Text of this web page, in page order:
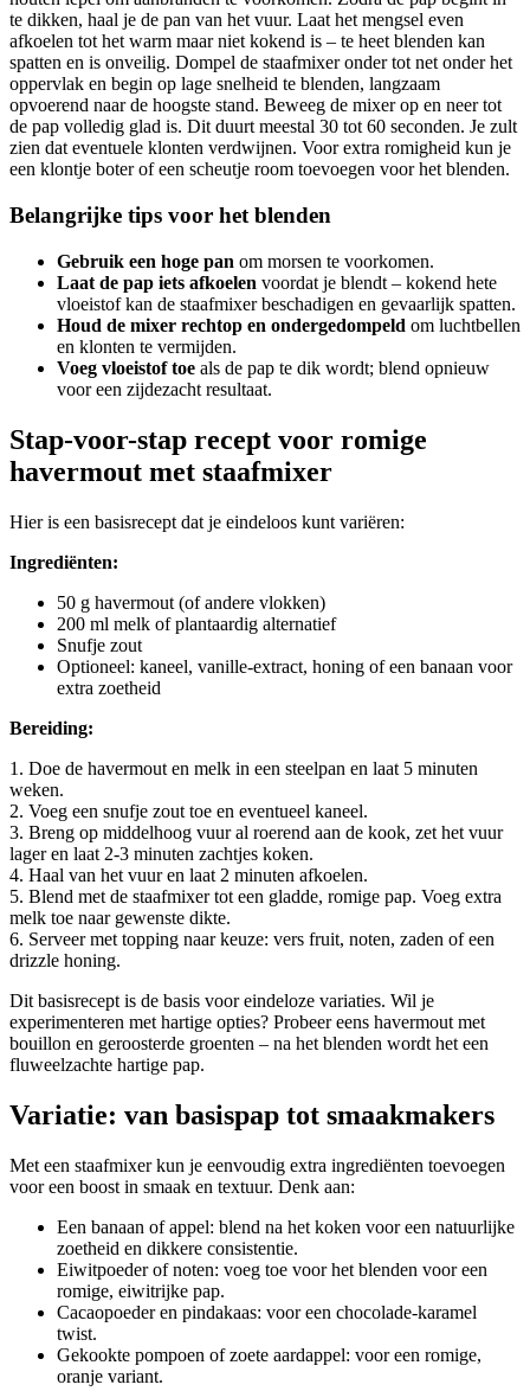
te dikken, haal je de pan van het vuur. Laat het mengsel even
afkoelen tot het warm maar niet kokend is – te heet blenden kan
spatten en is onveilig. Dompel de staafmixer onder tot net onder het
oppervlak en begin op lage snelheid te blenden, langzaam
opvoerend naar de hoogste stand. Beweeg de mixer op en neer tot
de pap volledig glad is. Dit duurt meestal 30 tot 60 seconden. Je zult
zien dat eventuele klonten verdwijnen. Voor extra romigheid kun je
een klontje boter of een scheutje room toevoegen voor het blenden.
Belangrijke tips voor het blenden
Gebruik een hoge pan om morsen te voorkomen.
Laat de pap iets afkoelen voordat je blendt – kokend hete
vloeistof kan de staafmixer beschadigen en gevaarlijk spatten.
Houd de mixer rechtop en ondergedompeld om luchtbellen
en klonten te vermijden.
Voeg vloeistof toe als de pap te dik wordt; blend opnieuw
voor een zijdezacht resultaat.
Stap-voor-stap recept voor romige
havermout met staafmixer
Hier is een basisrecept dat je eindeloos kunt variëren:
Ingrediënten:
50 g havermout (of andere vlokken)
200 ml melk of plantaardig alternatief
Snufje zout
Optioneel: kaneel, vanille-extract, honing of een banaan voor
extra zoetheid
Bereiding:
1. Doe de havermout en melk in een steelpan en laat 5 minuten
weken.
2. Voeg een snufje zout toe en eventueel kaneel.
3. Breng op middelhoog vuur al roerend aan de kook, zet het vuur
lager en laat 2-3 minuten zachtjes koken.
4. Haal van het vuur en laat 2 minuten afkoelen.
5. Blend met de staafmixer tot een gladde, romige pap. Voeg extra
melk toe naar gewenste dikte.
6. Serveer met topping naar keuze: vers fruit, noten, zaden of een
drizzle honing.
Dit basisrecept is de basis voor eindeloze variaties. Wil je
experimenteren met hartige opties? Probeer eens havermout met
bouillon en geroosterde groenten – na het blenden wordt het een
fluweelzachte hartige pap.
Variatie: van basispap tot smaakmakers
Met een staafmixer kun je eenvoudig extra ingrediënten toevoegen
voor een boost in smaak en textuur. Denk aan:
Een banaan of appel: blend na het koken voor een natuurlijke
zoetheid en dikkere consistentie.
Eiwitpoeder of noten: voeg toe voor het blenden voor een
romige, eiwitrijke pap.
Cacaopoeder en pindakaas: voor een chocolade-karamel
twist.
Gekookte pompoen of zoete aardappel: voor een romige,
oranje variant.